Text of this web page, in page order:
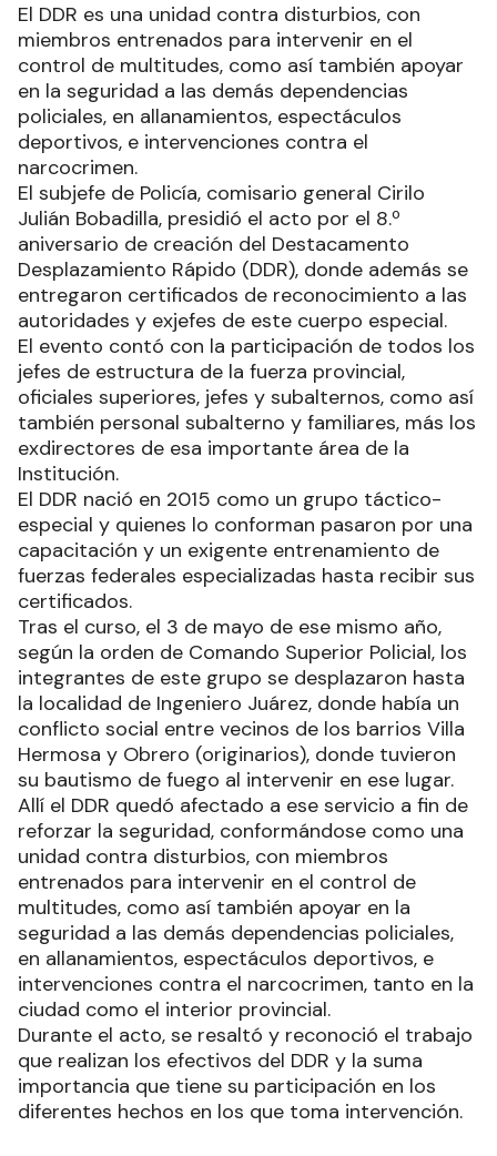
El DDR es una unidad contra disturbios, con
miembros entrenados para intervenir en el
control de multitudes, como así también apoyar
en la seguridad a las demás dependencias
policiales, en allanamientos, espectáculos
deportivos, e intervenciones contra el
narcocrimen.
El subjefe de Policía, comisario general Cirilo
Julián Bobadilla, presidió el acto por el 8.º
aniversario de creación del Destacamento
Desplazamiento Rápido (DDR), donde además se
entregaron certificados de reconocimiento a las
autoridades y exjefes de este cuerpo especial.
El evento contó con la participación de todos los
jefes de estructura de la fuerza provincial,
oficiales superiores, jefes y subalternos, como así
también personal subalterno y familiares, más los
exdirectores de esa importante área de la
Institución.
El DDR nació en 2015 como un grupo táctico-
especial y quienes lo conforman pasaron por una
capacitación y un exigente entrenamiento de
fuerzas federales especializadas hasta recibir sus
certificados.
Tras el curso, el 3 de mayo de ese mismo año,
según la orden de Comando Superior Policial, los
integrantes de este grupo se desplazaron hasta
la localidad de Ingeniero Juárez, donde había un
conflicto social entre vecinos de los barrios Villa
Hermosa y Obrero (originarios), donde tuvieron
su bautismo de fuego al intervenir en ese lugar.
Allí el DDR quedó afectado a ese servicio a fin de
reforzar la seguridad, conformándose como una
unidad contra disturbios, con miembros
entrenados para intervenir en el control de
multitudes, como así también apoyar en la
seguridad a las demás dependencias policiales,
en allanamientos, espectáculos deportivos, e
intervenciones contra el narcocrimen, tanto en la
ciudad como el interior provincial.
Durante el acto, se resaltó y reconoció el trabajo
que realizan los efectivos del DDR y la suma
importancia que tiene su participación en los
diferentes hechos en los que toma intervención.